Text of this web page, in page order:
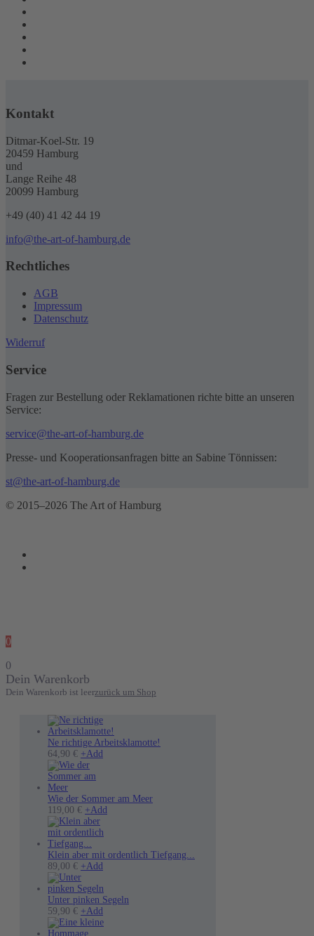
Kontakt
Ditmar-Koel-Str. 19
20459 Hamburg
und
Lange Reihe 48
20099 Hamburg
+49 (40) 41 42 44 19
info@the-art-of-hamburg.de
Rechtliches
AGB
Impressum
Datenschutz
Widerruf
Service
Fragen zur Bestellung oder Reklamationen richte bitte an unseren
Service:
service@the-art-of-hamburg.de
Presse- und Kooperationsanfragen bitte an Sabine Tönnissen:
st@the-art-of-hamburg.de
© 2015–2026 The Art of Hamburg
0
0
Dein Warenkorb
Dein Warenkorb ist leerzurück um Shop
Ne richtige Arbeitsklamotte!
64,90 € +Add
Varianten
auf.
Optionen
auf
gewählt
werden
Wie der Sommer am Meer
119,00 € +Add
Varianten
können
Klein aber mit ordentlich Tiefgang...
89,00 € +Add
Unter pinken Segeln
59,90 € +Add
Produkt